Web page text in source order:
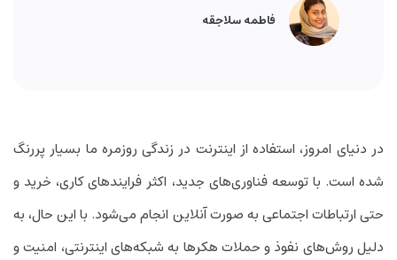
فاطمه سلاجقه
در دنیای امروز، استفاده از اینترنت در زندگی روزمره ما بسیار پررنگ
شده است. با توسعه فناوری‌های جدید، اکثر فرایندهای کاری، خرید و
حتی ارتباطات اجتماعی به صورت آنلاین انجام می‌شود. با این حال، به
دلیل روش‌های نفوذ و حملات هکرها به شبکه‌های اینترنتی، امنیت و